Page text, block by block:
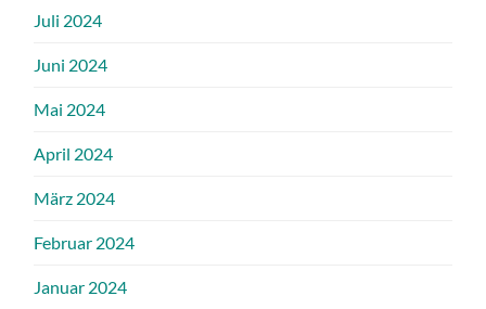
Juli 2024
Juni 2024
Mai 2024
April 2024
März 2024
Februar 2024
Januar 2024